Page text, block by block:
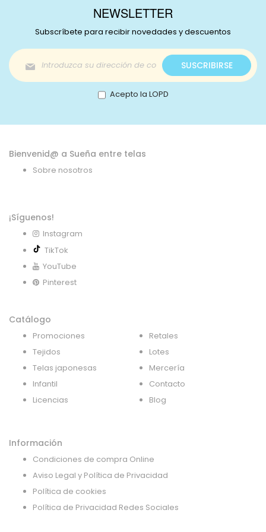
NEWSLETTER
Subscríbete para recibir novedades y descuentos
Inscríbase
a
nuestro
boletín
de
SUSCRIBIRSE
Acepto la LOPD
Bienvenid@ a Sueña entre telas
Sobre nosotros
¡Síguenos!
Instagram
TikTok
YouTube
Pinterest
Catálogo
Promociones
Tejidos
Telas japonesas
Infantil
Licencias
Retales
Lotes
Mercería
Contacto
Blog
Información
Condiciones de compra Online
Aviso Legal y Política de Privacidad
Política de cookies
Política de Privacidad Redes Sociales